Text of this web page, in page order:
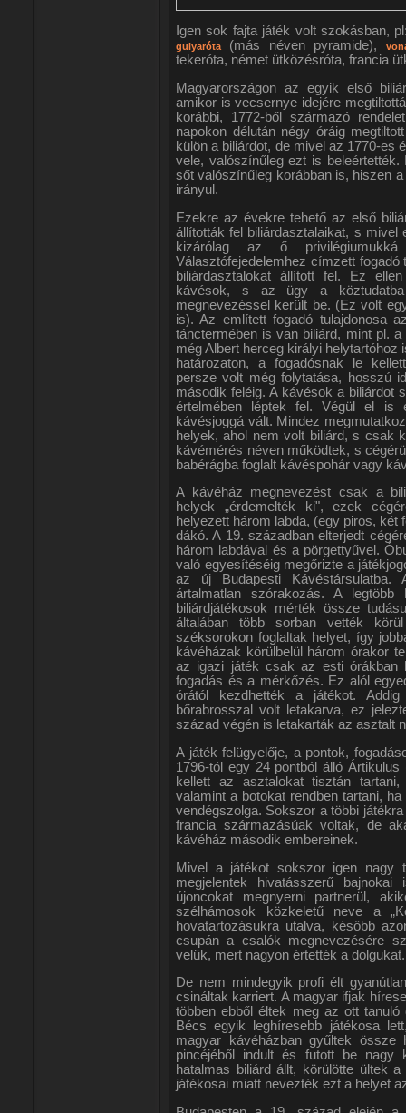
Igen sok fajta játék volt szokásban,
gulyaróta(más néven pyramide),
tekeróta, német ütközésróta, francia
Magyarországon az egyik első
amikor is vecsernye idejére
korábbi, 1772-ből származó
napokon délután négy óráig
külön a biliárdot, de mivel az 1770-es
vele, valószínűleg ezt is
sőt valószínűleg korábban is, hiszen
irányul.
Ezekre az évekre tehető az első
állították fel biliárdasztalaikat, s
kizárólag az ő
Választófejedelemhez címzett fogadó
biliárdasztalokat állított fel. Ez
kávésok, s az ügy a köztudatba
megnevezéssel került be. (Ez volt
is). Az említett fogadó tulajdonosa
tánctermében is van biliárd, mint pl.
még Albert herceg királyi
határozaton, a fogadósnak le
persze volt még folytatása, hosszú
második feléig. A kávésok a biliárdot
értelmében léptek fel. Végül el is
kávésjoggá vált. Mindez
helyek, ahol nem volt biliárd, s csak
kávémérés néven működtek, s
babérágba foglalt kávéspohár vagy
A kávéház megnevezést csak a
helyek „érdemelték ki", ezek
helyezett három labda, (egy piros,
dákó. A 19. században elterjedt
három labdával és a pörgettyűvel.
való egyesítéséig megőrizte a
az új Budapesti
ártalmatlan szórakozás. A
biliárdjátékosok mérték össze
általában több sorban vették
széksorokon foglaltak helyet, így
kávéházak körülbelül három órakor
az igazi játék csak az esti órákban
fogadás és a mérkőzés. Ez alól
órától kezdhették a játékot.
bőrabrosszal volt letakarva, ez
század végén is letakarták az asztalt
A játék felügyelője, a pontok,
1796-tól egy 24 pontból álló
kellett az asztalokat tisztán
valamint a botokat rendben tartani,
vendégszolga. Sokszor a többi
francia származásúak voltak, de
kávéház második embereinek.
Mivel a játékot sokszor igen nagy
megjelentek hivatásszerű
újoncokat megnyerni partnerül,
szélhámosok közkeletű neve a
hovatartozásukra utalva, később
csupán a csalók megnevezésére
velük, mert nagyon értették a dolgukat.
De nem mindegyik profi élt
csináltak karriert. A magyar ifjak
többen ebből éltek meg az ott
Bécs egyik leghíresebb játékosa
magyar kávéházban gyűltek
pincéjéből indult és futott be nagy
hatalmas biliárd állt, körülötte ültek
játékosai miatt nevezték ezt a helyet